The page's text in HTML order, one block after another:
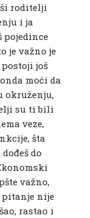
roditelji
i ja
pojedince
je važno je
još
moći da
okruženju,
su ti bili
veze,
šta
do
važno,
pitanje nije
rastao i